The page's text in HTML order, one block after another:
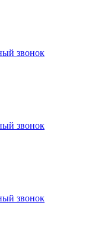
звонок
звонок
звонок